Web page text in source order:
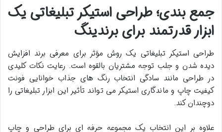
جمع بندی؛ طراحی استیکر تبلیغاتی یک
ابزار قدرتمند برای برندینگ
طراحی استیکر تبلیغاتی یک روش مؤثر برای معرفی برند افزایش
دیده شدن و جلب توجه مشتریان بالقوه است. رعایت نکات کلیدی
در طراحی مانند سادگی انتخاب رنگ های جذاب خوانایی فونت
کیفیت چاپ و ماندگاری استیکر می تواند تأثیر این ابزار تبلیغاتی را
دوچندان کند.
علاوه بر این انتخاب یک مجموعه حرفه ای برای طراحی و چاپ